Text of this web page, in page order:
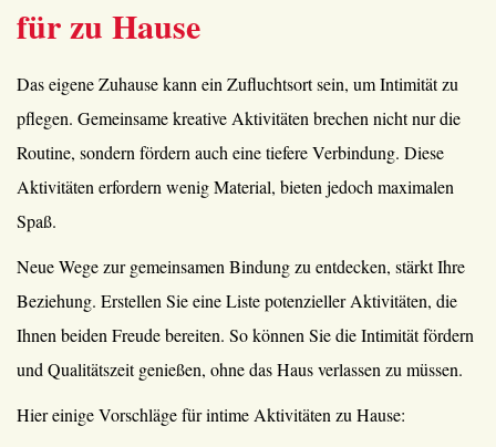
für zu Hause
Das eigene Zuhause kann ein Zufluchtsort sein, um Intimität zu
pflegen. Gemeinsame kreative Aktivitäten brechen nicht nur die
Routine, sondern fördern auch eine tiefere Verbindung. Diese
Aktivitäten erfordern wenig Material, bieten jedoch maximalen
Spaß.
Neue Wege zur gemeinsamen Bindung zu entdecken, stärkt Ihre
Beziehung. Erstellen Sie eine Liste potenzieller Aktivitäten, die
Ihnen beiden Freude bereiten. So können Sie die Intimität fördern
und Qualitätszeit genießen, ohne das Haus verlassen zu müssen.
Hier einige Vorschläge für intime Aktivitäten zu Hause: